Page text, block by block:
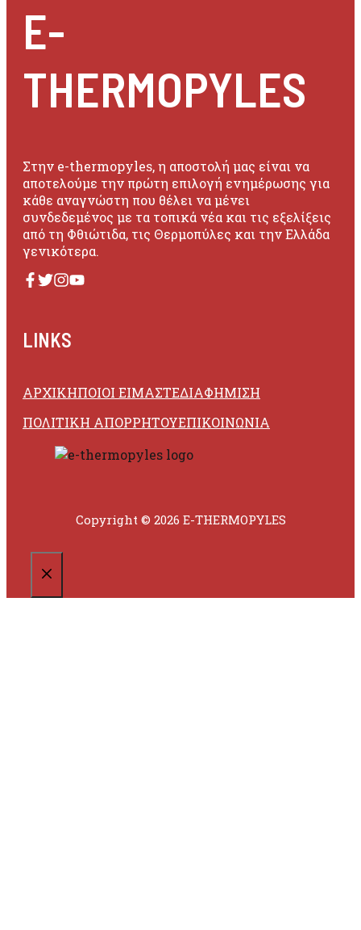
E-
THERMOPYLES
Στην e-thermopyles, η αποστολή μας είναι να
αποτελούμε την πρώτη επιλογή ενημέρωσης για
κάθε αναγνώστη που θέλει να μένει
συνδεδεμένος με τα τοπικά νέα και τις εξελίξεις
από τη Φθιώτιδα, τις Θερμοπύλες και την Ελλάδα
γενικότερα.
LINKS
ΑΡΧΙΚΗΠΟΙΟΙ ΕΙΜΑΣΤΕΔΙΑΦΗΜΙΣΗ
ΠΟΛΙΤΙΚΗ ΑΠΟΡΡΗΤΟΥΕΠΙΚΟΙΝΩΝΙΑ
Copyright © 2026 E-THERMOPYLES